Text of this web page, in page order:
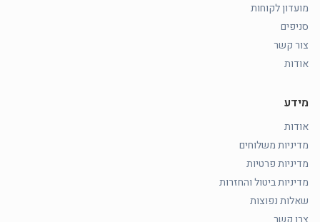
מועדון לקוחות
סניפים
צור קשר
אודות
מידע
אודות
מדיניות משלוחים
מדיניות פרטיות
מדיניות ביטול והחזרות
שאלות נפוצות